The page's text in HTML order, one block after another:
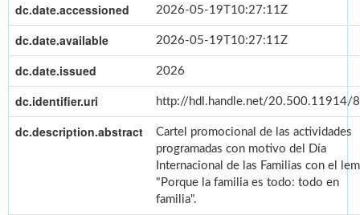
dc.date.accessioned 2026-05-19T10:27:11Z
dc.date.available 2026-05-19T10:27:11Z
dc.date.issued 2026
dc.identifier.uri http://hdl.handle.net/20.500.11914/
dc.description.abstract
Cartel promocional de las actividades
programadas con motivo del Día
Internacional de las Familias con el
"Porque la familia es todo: todo en
familia".